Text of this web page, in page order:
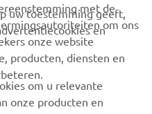
met de
om ons
onze website
producten, diensten en
uw toestemming geeft,
en
om u relevante
onze producten en